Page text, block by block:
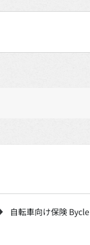
自転車向け保険 Bycle